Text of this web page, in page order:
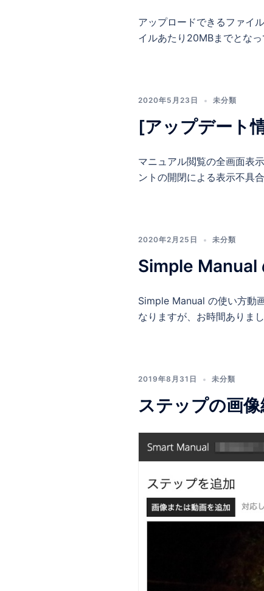
アップロードできるファイ
イルあたり20MBまでとな
2020年5月23日 未分類
[アップデート
マニュアル閲覧の全画面表
ントの開閉による表示不具
2020年2月25日 未分類
Simple Manual
Simple Manual の使い方動
なりますが、お時間ありま
2019年8月31日 未分類
ステップの画